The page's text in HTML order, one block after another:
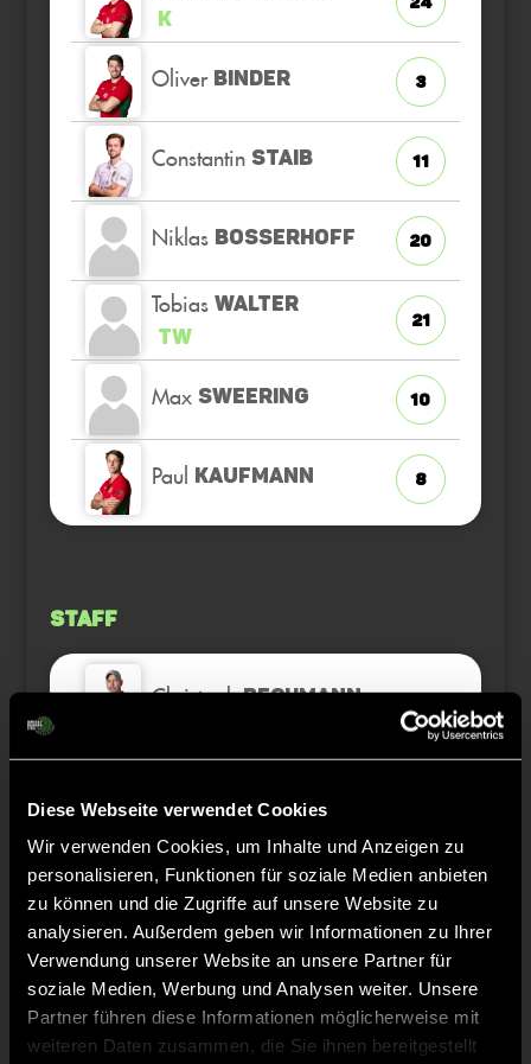
Diese Webseite verwendet Cookies
Wir verwenden Cookies, um Inhalte und Anzeigen zu
personalisieren, Funktionen für soziale Medien anbieten
zu können und die Zugriffe auf unsere Website zu
analysieren. Außerdem geben wir Informationen zu Ihrer
Verwendung unserer Website an unsere Partner für
soziale Medien, Werbung und Analysen weiter. Unsere
Partner führen diese Informationen möglicherweise mit
weiteren Daten zusammen, die Sie ihnen bereitgestellt
K
Oliver BINDER 3
Constantin STAIB 11
Niklas BOSSERHOFF 20
Tobias WALTER
TW
21
Max SWEERING 10
Paul KAUFMANN 8
Staff
Christoph BECHMANN
Robert TIGGES
Vanessa WIRAUSKY